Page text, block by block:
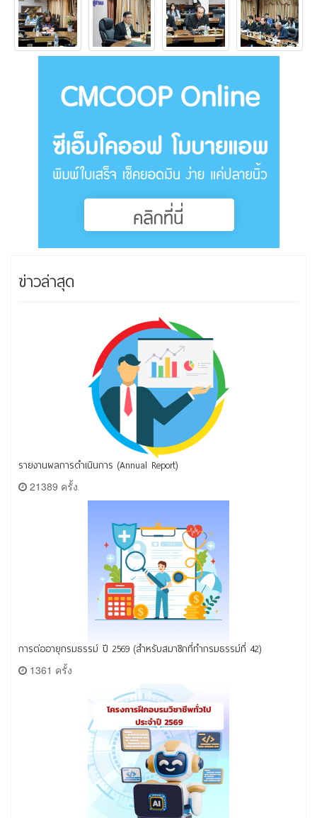
ข่าวล่าสุด
รายงานผลการดำเนินการ (Annual Report)
21389 ครั้ง
การต่ออายุกรมธรรม์ ปี 2569 (สำหรับสมาชิกที่ทำกรมธรรม์ที่ 42)
1361 ครั้ง